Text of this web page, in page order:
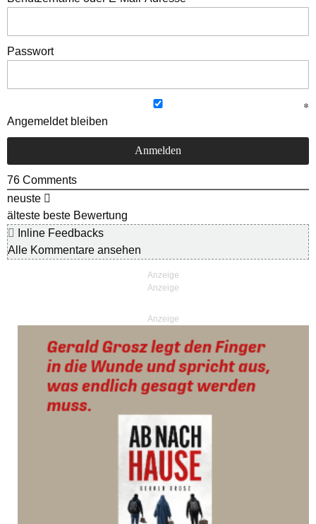
Passwort
Angemeldet bleiben
76 Comments
neuste
älteste beste Bewertung
Inline Feedbacks
Alle Kommentare ansehen
Anzeige